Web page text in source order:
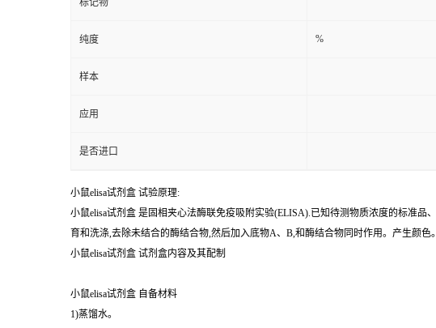
标记物
纯度 %
样本
应用
是否进口
小鼠elisa试剂盒 试验原理:
小鼠elisa试剂盒 是固相夹心法酶联免疫吸附实验(ELISA).已知待测物质浓度的标准
育和洗涤,去除未结合的酶结合物,然后加入底物A、B,和酶结合物同时作用。产生颜色
小鼠elisa试剂盒 试剂盒内容及其配制
小鼠elisa试剂盒 自备材料
1)蒸馏水。